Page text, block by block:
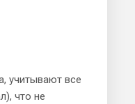
учитывают все
что не